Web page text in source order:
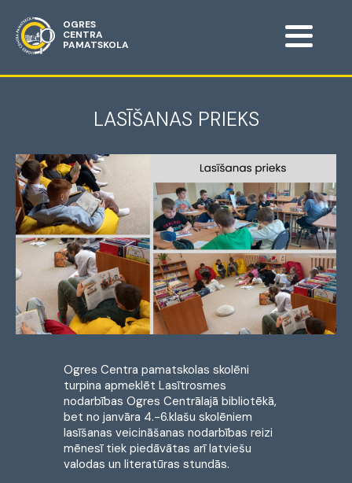
OGRES
CENTRA
PAMATSKOLA
LASĪŠANAS PRIEKS
Ogres Centra pamatskolas skolēni
turpina apmeklēt Lasītrosmes
nodarbības Ogres Centrālajā bibliotēkā,
bet no janvāra 4.-6.klašu skolēniem
lasīšanas veicināšanas nodarbības reizi
mēnesī tiek piedāvātas arī latviešu
valodas un literatūras stundās.